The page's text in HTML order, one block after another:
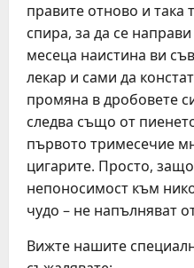
правите отново и така
спира, за да се
месеца наистина ви
лекар и сами да
промяна в дробовете
следва също от
първото тримесечие
цигарите. Просто,
непоносимост към
чудо – не напълняват
Вижте нашите